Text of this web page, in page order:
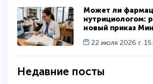
Недавние посты
Может ли
нутрициологом:
новый приказ
22 июля 2026 г.